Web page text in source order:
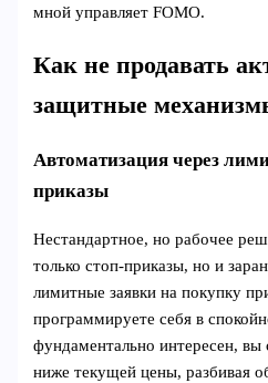
мной управляет FOMO.
Как не продавать
защитные
Автоматизация через
приказы
Нестандартное, но рабочее
только стоп-приказы, но и
лимитные заявки на покупку
программируете себя в
фундаментально интересен, вы
ниже текущей цены, разбивая